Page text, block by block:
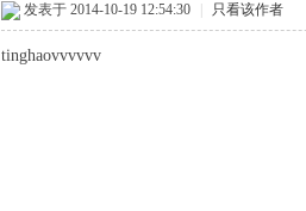
发表于 2014-10-19 12:54:30 只看该作者
tinghaovvvvvv